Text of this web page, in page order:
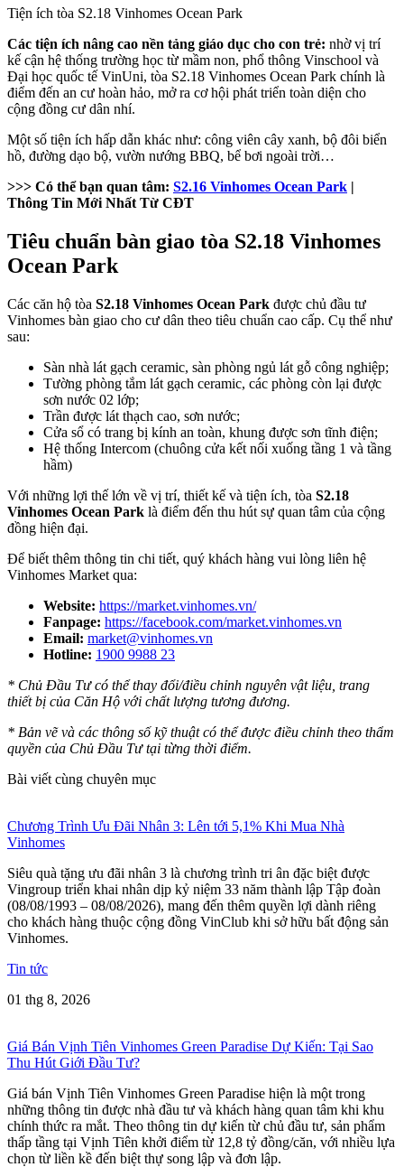
Tiện ích tòa S2.18 Vinhomes Ocean Park
Các tiện ích nâng cao nền tảng giáo dục cho con trẻ: nhờ vị trí
kế cận hệ thống trường học từ mầm non, phổ thông Vinschool và
Đại học quốc tế VinUni, tòa S2.18 Vinhomes Ocean Park chính là
điểm đến an cư hoàn hảo, mở ra cơ hội phát triển toàn diện cho
cộng đồng cư dân nhí.
Một số tiện ích hấp dẫn khác như: công viên cây xanh, bộ đôi biển
hồ, đường dạo bộ, vườn nướng BBQ, bể bơi ngoài trời…
>>> Có thể bạn quan tâm: S2.16 Vinhomes Ocean Park |
Thông Tin Mới Nhất Từ CĐT
Tiêu chuẩn bàn giao tòa S2.18 Vinhomes
Ocean Park
Các căn hộ tòa S2.18 Vinhomes Ocean Park được chủ đầu tư
Vinhomes bàn giao cho cư dân theo tiêu chuẩn cao cấp. Cụ thể như
sau:
Sàn nhà lát gạch ceramic, sàn phòng ngủ lát gỗ công nghiệp;
Tường phòng tắm lát gạch ceramic, các phòng còn lại được
sơn nước 02 lớp;
Trần được lát thạch cao, sơn nước;
Cửa sổ có trang bị kính an toàn, khung được sơn tĩnh điện;
Hệ thống Intercom (chuông cửa kết nối xuống tầng 1 và tầng
hầm)
Với những lợi thế lớn về vị trí, thiết kế và tiện ích, tòa S2.18
Vinhomes Ocean Park là điểm đến thu hút sự quan tâm của cộng
đồng hiện đại.
Để biết thêm thông tin chi tiết, quý khách hàng vui lòng liên hệ
Vinhomes Market qua:
Website: https://market.vinhomes.vn/
Fanpage: https://facebook.com/market.vinhomes.vn
Email: market@vinhomes.vn
Hotline: 1900 9988 23
* Chủ Đầu Tư có thể thay đổi/điều chỉnh nguyên vật liệu, trang
thiết bị của Căn Hộ với chất lượng tương đương.
* Bản vẽ và các thông số kỹ thuật có thể được điều chỉnh theo thẩm
quyền của Chủ Đầu Tư tại từng thời điểm.
Bài viết cùng chuyên mục
Chương Trình Ưu Đãi Nhân 3: Lên tới 5,1% Khi Mua Nhà
Vinhomes
Siêu quà tặng ưu đãi nhân 3 là chương trình tri ân đặc biệt được
Vingroup triển khai nhân dịp kỷ niệm 33 năm thành lập Tập đoàn
(08/08/1993 – 08/08/2026), mang đến thêm quyền lợi dành riêng
cho khách hàng thuộc cộng đồng VinClub khi sở hữu bất động sản
Vinhomes.
Tin tức
01 thg 8, 2026
Giá Bán Vịnh Tiên Vinhomes Green Paradise Dự Kiến: Tại Sao
Thu Hút Giới Đầu Tư?
Giá bán Vịnh Tiên Vinhomes Green Paradise hiện là một trong
những thông tin được nhà đầu tư và khách hàng quan tâm khi khu
chính thức ra mắt. Theo thông tin dự kiến từ chủ đầu tư, sản phẩm
thấp tầng tại Vịnh Tiên khởi điểm từ 12,8 tỷ đồng/căn, với nhiều lựa
chọn từ liền kề đến biệt thự song lập và đơn lập.